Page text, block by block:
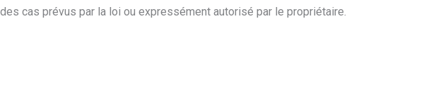
cas prévus par la loi ou expressément autorisé par le propriétaire.